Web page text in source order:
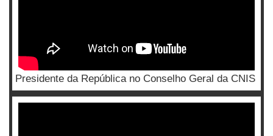
Presidente da República no Conselho Geral da CNIS